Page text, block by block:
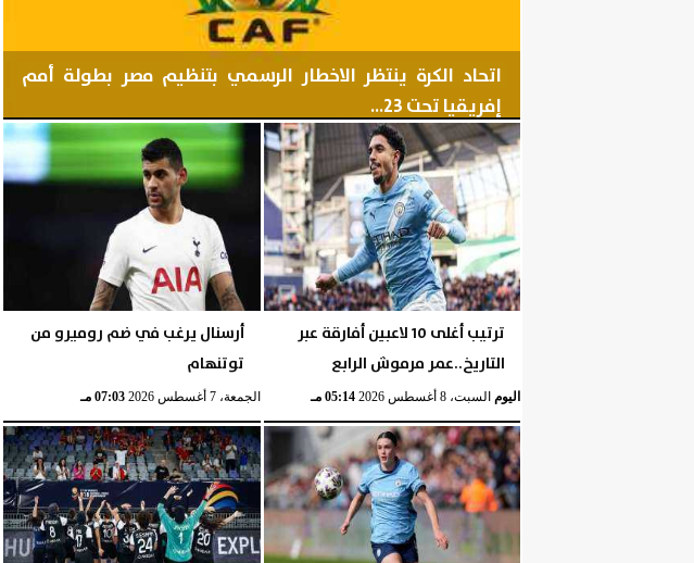
اتحاد الكرة ينتظر الاخطار الرسمي بتنظيم مصر بطولة أمم
إفريقيا تحت 23...
السبت، 8 أغسطس 2026 06:11 مـ
ترتيب أغلى 10 لاعبين أفارقة عبر
التاريخ..عمر مرموش الرابع
اليوم السبت، 8 أغسطس 2026 05:14 مـ
أرسنال يرغب في ضم روميرو من
توتنهام
الجمعة، 7 أغسطس 2026 07:03 مـ